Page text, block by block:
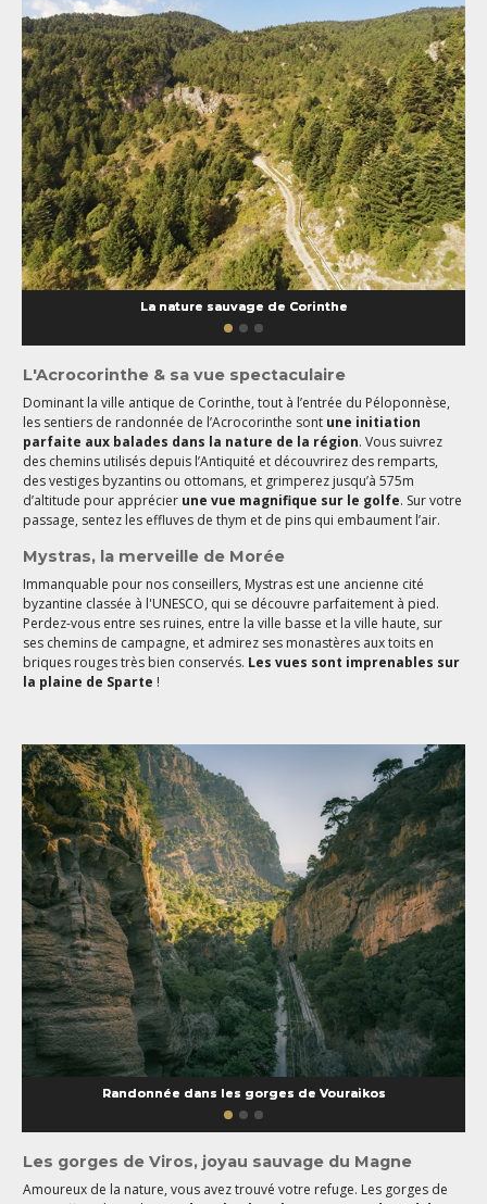
La nature sauvage de Corinthe
L'Acrocorinthe & sa vue spectaculaire
Dominant la ville antique de Corinthe, tout à l’entrée du Péloponnèse,
les sentiers de randonnée de l’Acrocorinthe sont une initiation
parfaite aux balades dans la nature de la région. Vous suivrez
des chemins utilisés depuis l’Antiquité et découvrirez des remparts,
des vestiges byzantins ou ottomans, et grimperez jusqu’à 575m
d’altitude pour apprécier une vue magnifique sur le golfe. Sur votre
passage, sentez les effluves de thym et de pins qui embaument l’air.
Mystras, la merveille de Morée
Immanquable pour nos conseillers, Mystras est une ancienne cité
byzantine classée à l'UNESCO, qui se découvre parfaitement à pied.
Perdez-vous entre ses ruines, entre la ville basse et la ville haute, sur
ses chemins de campagne, et admirez ses monastères aux toits en
briques rouges très bien conservés. Les vues sont imprenables sur
la plaine de Sparte !
Randonnée dans les gorges de Vouraikos
Les gorges de Viros, joyau sauvage du Magne
Amoureux de la nature, vous avez trouvé votre refuge. Les gorges de